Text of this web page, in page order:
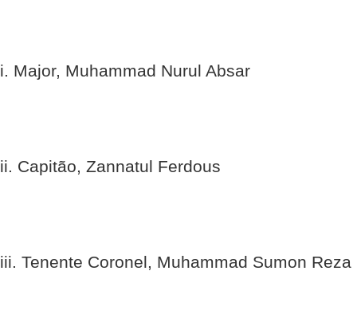
i. Major, Muhammad Nurul Absar
ii. Capitão, Zannatul Ferdous
iii. Tenente Coronel, Muhammad Sumon Reza